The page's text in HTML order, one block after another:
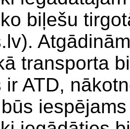
biļešu
transporta
ir ATD,